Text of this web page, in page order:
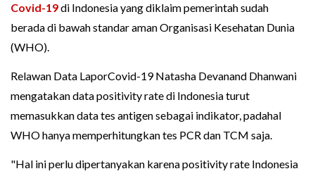
Covid-19di Indonesia yang diklaim pemerintah sudah
berada di bawah standar aman Organisasi Kesehatan Dunia
(WHO).
Relawan Data LaporCovid-19 Natasha Devanand Dhanwani
mengatakan data positivity rate di Indonesia turut
memasukkan data tes antigen sebagai indikator, padahal
WHO hanya memperhitungkan tes PCR dan TCM saja.
"Hal ini perlu dipertanyakan karena positivity rate Indonesia